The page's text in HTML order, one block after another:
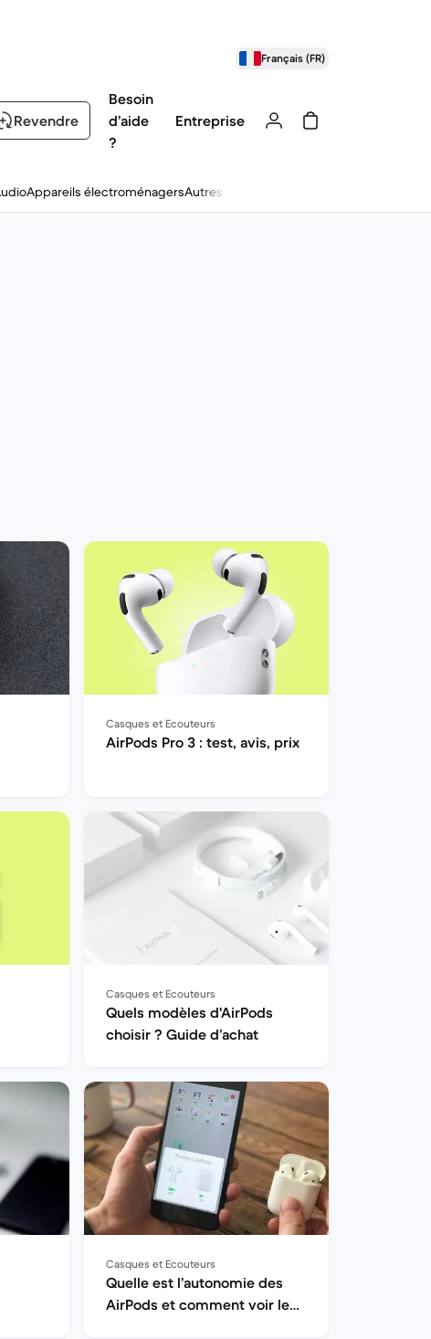
Français (FR)
Revendre
Besoin
d’aide
?
Entreprise
Appareils électroménagersAutres
Casques et Ecouteurs
AirPods Pro 3 : test, avis, prix
Casques et Ecouteurs
Quels modèles d'AirPods
choisir ? Guide d’achat
Casques et Ecouteurs
Quelle est l’autonomie des
AirPods et comment voir le